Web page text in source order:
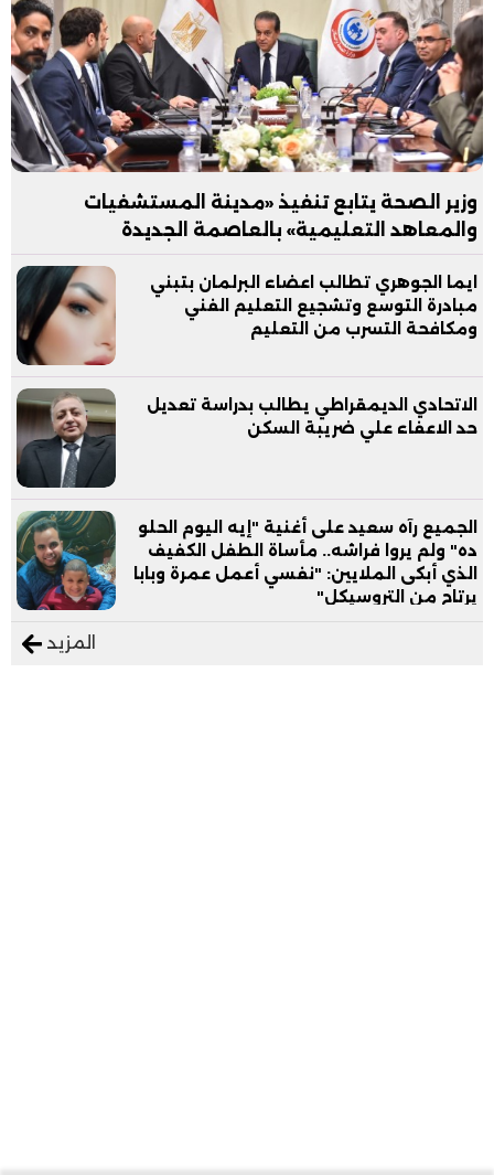
وزير الصحة يتابع تنفيذ «مدينة المستشفيات
والمعاهد التعليمية» بالعاصمة الجديدة
ايما الجوهري تطالب اعضاء البرلمان بتبني
مبادرة التوسع وتشجيع التعليم الفني
ومكافحة التسرب من التعليم
الاتحادي الديمقراطي يطالب بدراسة تعديل
حد الاعفاء علي ضريبة السكن
الجميع رآه سعيد على أغنية "إيه اليوم الحلو
ده" ولم يروا فراشه.. مأساة الطفل الكفيف
الذي أبكى الملايين: "نفسي أعمل عمرة وبابا
يرتاح من التروسيكل"
المزيد